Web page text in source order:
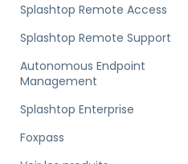
Splashtop Remote Access
Splashtop Remote Support
Autonomous Endpoint
Management
Splashtop Enterprise
Foxpass